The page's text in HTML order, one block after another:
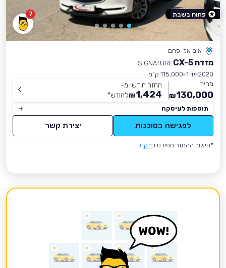
7
אום אל-פחם
מזדה CX-5
SIGNATURE
2020 יד 1
115,000 ק״מ
מחיר
130,000
₪
החזר חודשי מ-
1,424
₪לחודש*
תוספות לעיסקה
לפגישה בסוכנות יצירת קשר
*חישוב ההחזר מפורט בתקנון
פתוח בשבת